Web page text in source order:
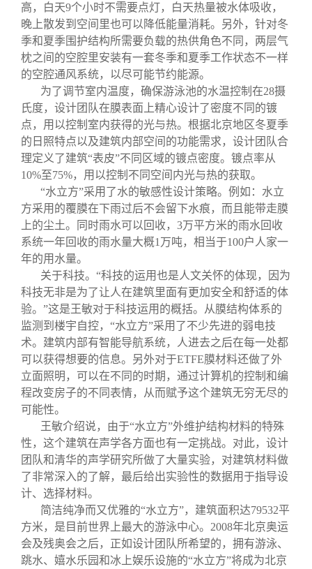
高，白天9个小时不需要点灯，白天热量被水体吸收，
晚上散发到空间里也可以降低能量消耗。另外，针对冬
季和夏季围护结构所需要负载的热供角色不同，两层气
枕之间的空腔里安装有一套冬季和夏季工作状态不一样
的空腔通风系统，以尽可能节约能源。
为了调节室内温度，确保游泳池的水温控制在28摄
氏度，设计团队在膜表面上精心设计了密度不同的镀
点，用以控制室内获得的光与热。根据北京地区冬夏季
的日照特点以及建筑内部空间的功能需求，设计团队合
理定义了建筑“表皮”不同区域的镀点密度。镀点率从
10%至75%，用以控制不同空间内光与热的获取。
“水立方”采用了水的敏感性设计策略。例如：水立
方采用的覆膜在下雨过后不会留下水痕，而且能带走膜
上的尘土。同时雨水可以回收， 3万平方米的雨水回收
系统一年回收的雨水量大概1 万吨，相当于100户人家一
年的用水量。
关于科技。“科技的运用也是人文关怀的体现，因为
科技无非是为了让人在建筑里面有更加安全和舒适的体
验。”这是王敏对于科技运用的概括。从膜结构体系的
监测到楼宇自控，“水立方”采用了不少先进的弱电技
术。建筑内部有智能导航系统，人进去之后在每一处都
可以获得想要的信息。另外对于ETFE膜材料还做了外
立面照明，可以在不同的时期，通过计算机的控制和编
程改变房子的不同表情，从而赋予这个建筑无穷无尽的
可能性。
王敏介绍说，由于“水立方”外维护结构材料的特殊
性，这个建筑在声学各方面也有一定挑战。对此，设计
团队和清华的声学研究所做了大量实验，对建筑材料做
了非常深入的了解，最后给出实验性的数据用于指导设
计、选择材料。
简洁纯净而又优雅的“水立方”，建筑面积达79532平
方米 ，是目前世界上最大的游泳中心。 2008年北京奥运
会及残奥会之后，正如设计团队所希望的，拥有游泳、
跳水、嬉水乐园和冰上娱乐设施的“水立方”将成为北京